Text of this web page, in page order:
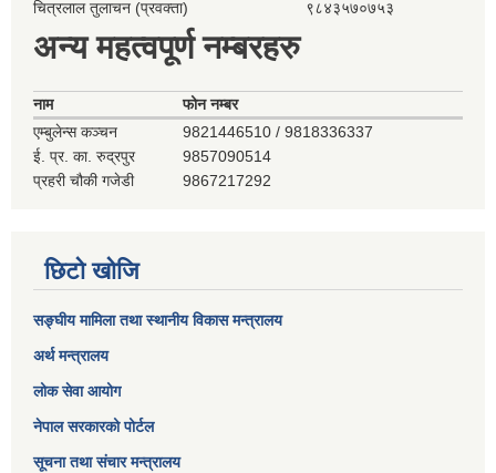
चित्रलाल तुलाचन (प्रवक्ता)
९८४३५७०७५३
अन्य महत्वपूर्ण नम्बरहरु
नाम
फोन नम्बर
एम्बुलेन्स कञ्‍चन
9821446510 / 9818336337
ई. प्र. का. रुद्रपुर
9857090514
प्रहरी चौकी गजेडी
9867217292
छिटो खोजि
सङ्घीय मामिला तथा स्थानीय विकास मन्त्रालय
अर्थ मन्त्रालय
लोक सेवा आयोग
नेपाल सरकारको पोर्टल
सूचना तथा संचार मन्त्रालय